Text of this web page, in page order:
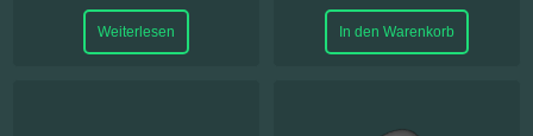
Weiterlesen In den Warenkorb